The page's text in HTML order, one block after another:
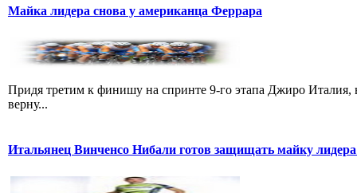
Майка лидера снова у американца Феррара
Придя третим к финишу на спринте 9-го этапа Джиро
верну...
Итальянец Винченсо Нибали готов защищать майку